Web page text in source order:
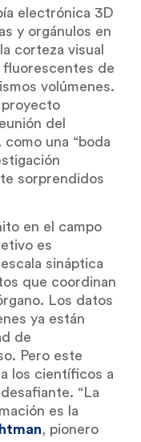
electrónica 3D
y orgánulos en
corteza visual
fluorescentes de
volúmenes.
proyecto
del
una “boda
sorprendidos
en el campo
es
sináptica
que coordinan
Los datos
ya están
de
Pero este
los científicos a
“La
es la
, pionero